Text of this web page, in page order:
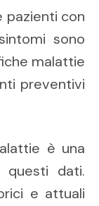
pazienti con
sono
malattie
preventivi
è una
questi dati.
e attuali